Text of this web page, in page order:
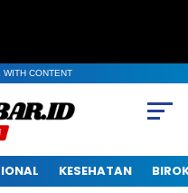
CONTENT
KESEHATAN